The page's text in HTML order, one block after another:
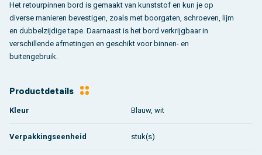
Het retourpinnen bord is gemaakt van kunststof en kun je op
diverse manieren bevestigen, zoals met boorgaten, schroeven, lijm
en dubbelzijdige tape. Daarnaast is het bord verkrijgbaar in
verschillende afmetingen en geschikt voor binnen- en
buitengebruik.
Productdetails
Kleur Blauw, wit
Verpakkingseenheid stuk(s)